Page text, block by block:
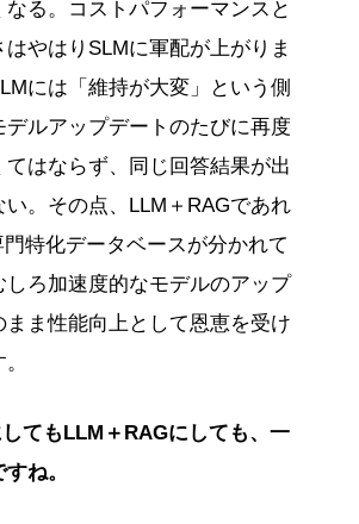
る。コストパフォーマンスと
やはりSLMに軍配が上がりま
には「維持が大変」という側
デルアップデートのたびに再度
てはならず、同じ回答結果が出
い。その点、LLM＋RAGであれ
特化データベースが分かれて
しろ加速度的なモデルのアップ
まま性能向上として恩恵を受け
てもLLM＋RAGにしても、一
ね。